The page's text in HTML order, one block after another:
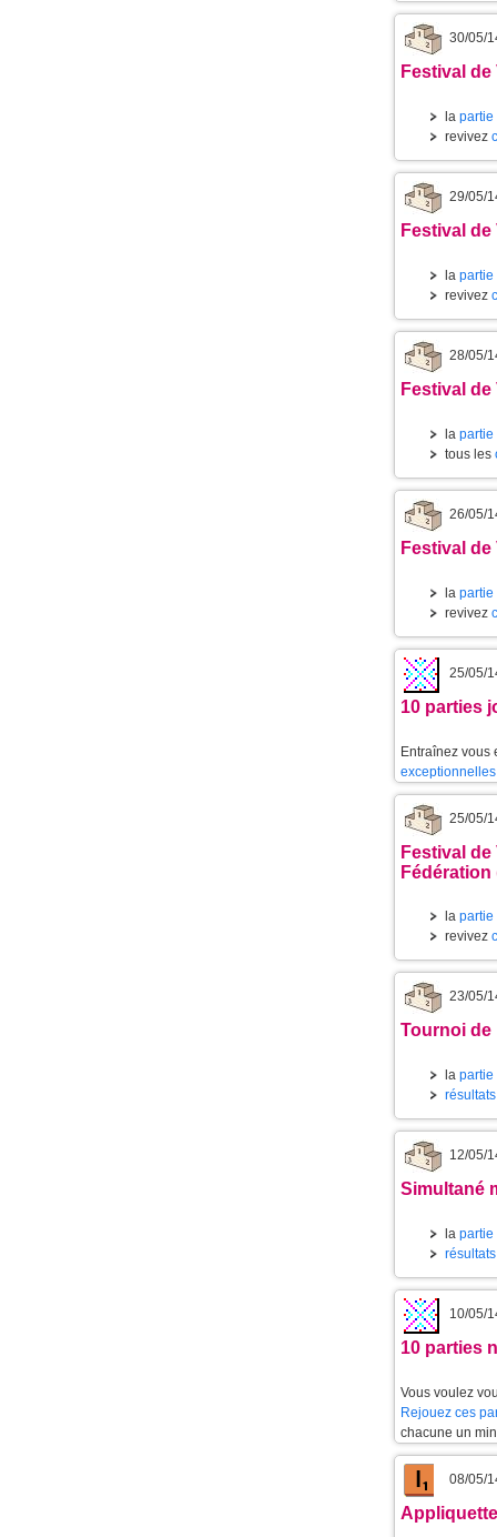
30/05/
Festival
la partie
revivez
29/05/
Festival
la partie
revivez
28/05/
Festival
la partie
tous les
26/05/
Festival
la partie
revivez
25/05/
10 parties
Entraînez vous
exceptionnelles
25/05/
Festival
Fédération
la partie
revivez
23/05/
Tournoi de
la partie
12/05/
Simultané
la partie
10/05/
10 parties
Vous voulez
Rejouez ces
chacune un
08/05/